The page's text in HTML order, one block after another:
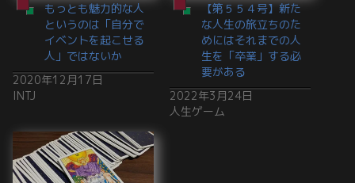
もっとも魅力的な人
というのは「自分で
イベントを起こせる
人」ではないか
2020年12月17日
INTJ
【第５５４号】新た
な人生の旅立ちのた
めにはそれまでの人
生を「卒業」する必
要がある
2022年3月24日
人生ゲーム